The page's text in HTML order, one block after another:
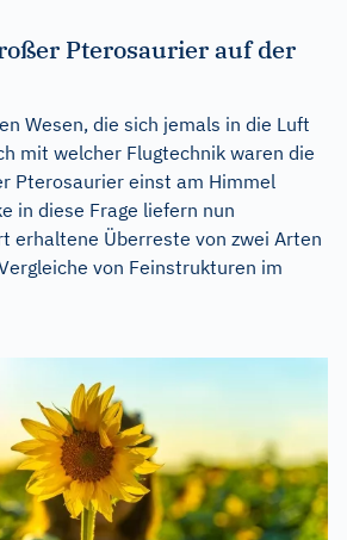
Pterosaurier auf der
Wesen, die sich jemals in die Luft
mit welcher Flugtechnik waren die
Pterosaurier einst am Himmel
in diese Frage liefern nun
erhaltene Überreste von zwei Arten
von Feinstrukturen im